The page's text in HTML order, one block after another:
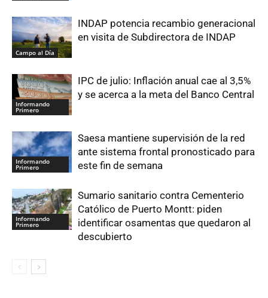
Campo al Día
INDAP potencia recambio generacional
en visita de Subdirectora de INDAP
Informando
Primero
IPC de julio: Inflación anual cae al 3,5%
y se acerca a la meta del Banco Central
Informando
Primero
Saesa mantiene supervisión de la red
ante sistema frontal pronosticado para
este fin de semana
Informando
Primero
Sumario sanitario contra Cementerio
Católico de Puerto Montt: piden
identificar osamentas que quedaron al
descubierto